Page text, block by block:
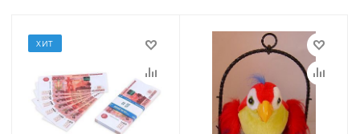
ХИТ